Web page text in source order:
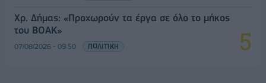
Χρ. Δήμας: «Προχωρούν τα έργα σε όλο το μήκος
του ΒΟΑΚ»
07/08/2026 - 09:50 ΠΟΛΙΤΙΚΗ